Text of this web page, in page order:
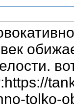
tolko-